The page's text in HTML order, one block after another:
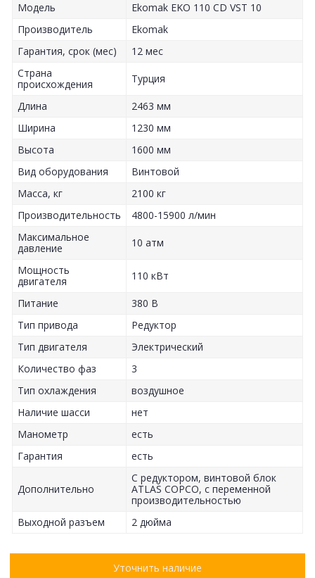
Модель
Ekomak EKO 110 CD VST 10
Производитель
Ekomak
Гарантия, срок (мес)
12 мес
Страна
происхождения
Турция
Длина
2463 мм
Ширина
1230 мм
Высота
1600 мм
Вид оборудования
Винтовой
Масса, кг
2100 кг
Производительность
4800-15900 л/мин
Максимальное
давление
10 атм
Мощность
двигателя
110 кВт
Питание
380 В
Тип привода
Редуктор
Тип двигателя
Электрический
Количество фаз
3
Тип охлаждения
воздушное
Наличие шасси
нет
Манометр
есть
Гарантия
есть
Дополнительно
С редуктором, винтовой блок
ATLAS COPCO, с переменной
производительностью
Выходной разъем
2 дюйма
Уточнить наличие